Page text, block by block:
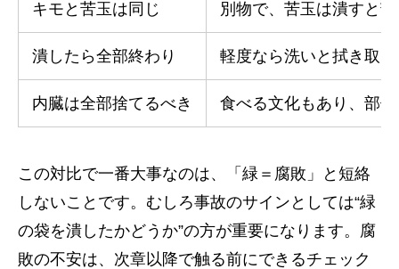
キモと苦玉は同じ 別物で、苦玉は潰すと
潰したら全部終わり 軽度なら洗いと拭き取
内臓は全部捨てるべき 食べる文化もあり、部
この対比で一番大事なのは、「緑＝腐敗」と短絡
しないことです。むしろ事故のサインとしては“緑
の袋を潰したかどうか”の方が重要になります。腐
敗の不安は、次章以降で触る前にできるチェック